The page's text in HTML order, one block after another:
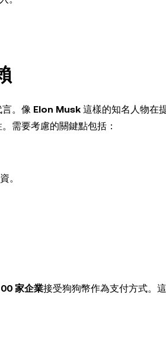
言。像 Elon Musk 這樣的知名人物在
需要考慮的關鍵點包括：
。
家企業接受狗狗幣作為支付方式。